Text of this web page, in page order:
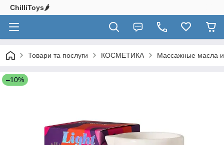
ChilliToys🌶️
Товари та послуги КОСМЕТИКА Массажные масла
–10%